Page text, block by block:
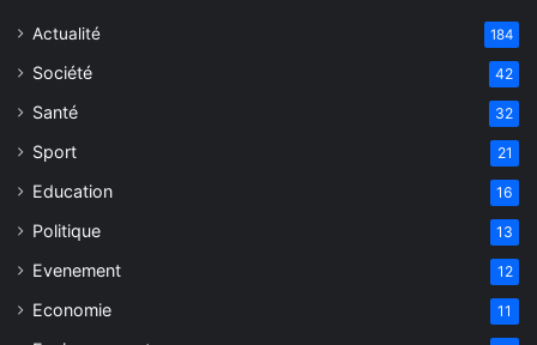
Actualité 184
Société 42
Santé 32
Sport 21
Education 16
Politique 13
Evenement 12
Economie 11